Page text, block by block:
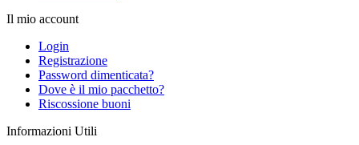
Il mio account
Login
Registrazione
Password dimenticata?
Dove è il mio pacchetto?
Riscossione buoni
Informazioni Utili